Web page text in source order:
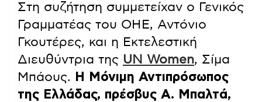
Στη συζήτηση συμμετείχαν ο Γενικός
Γραμματέας του ΟΗΕ, Αντόνιο
Γκουτέρες, και η Εκτελεστική
Διευθύντρια της UN Women, Σίμα
Μπάους.
Η Μόνιμη Αντιπρόσωπος
της Ελλάδας, πρέσβυς Α. Μπαλτά,